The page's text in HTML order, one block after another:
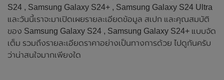
S24 , Samsung Galaxy S24+ , Samsung Galaxy S24 Ultra
และวันนี้เราจะมาเปิดเผยรายละเอียดข้อมูล สเปก และคุณสมบัติ
ของ Samsung Galaxy S24 , Samsung Galaxy S24+ แบบจัด
เต็ม รวมถึงรายละเอียดราคาอย่างเป็นทางการด้วย ไปดูกันครับ
ว่าน่าสนใจมากเพียงใด